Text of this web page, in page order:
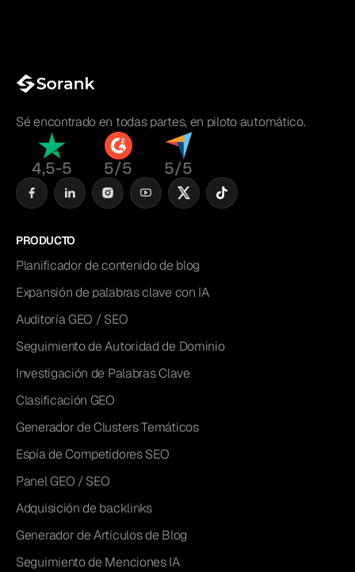
Sé encontrado en todas partes, en piloto automático.
4,5-5 5/5 5/5
PRODUCTO
Planificador de contenido de blog
Expansión de palabras clave con IA
Auditoría GEO / SEO
Seguimiento de Autoridad de Dominio
Investigación de Palabras Clave
Clasificación GEO
Generador de Clusters Temáticos
Espía de Competidores SEO
Panel GEO / SEO
Adquisición de backlinks
Generador de Artículos de Blog
Seguimiento de Menciones IA